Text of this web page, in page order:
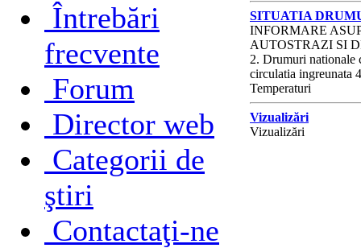
Întrebări
frecvente
Forum
Director web
Categorii de
ştiri
Contactaţi-ne
SITUATIA
INFORMARE
AUTOSTRAZI SI
2. Drumuri nationale
circulatia ingreunata
Temperaturi
Vizualizări
Vizualizări